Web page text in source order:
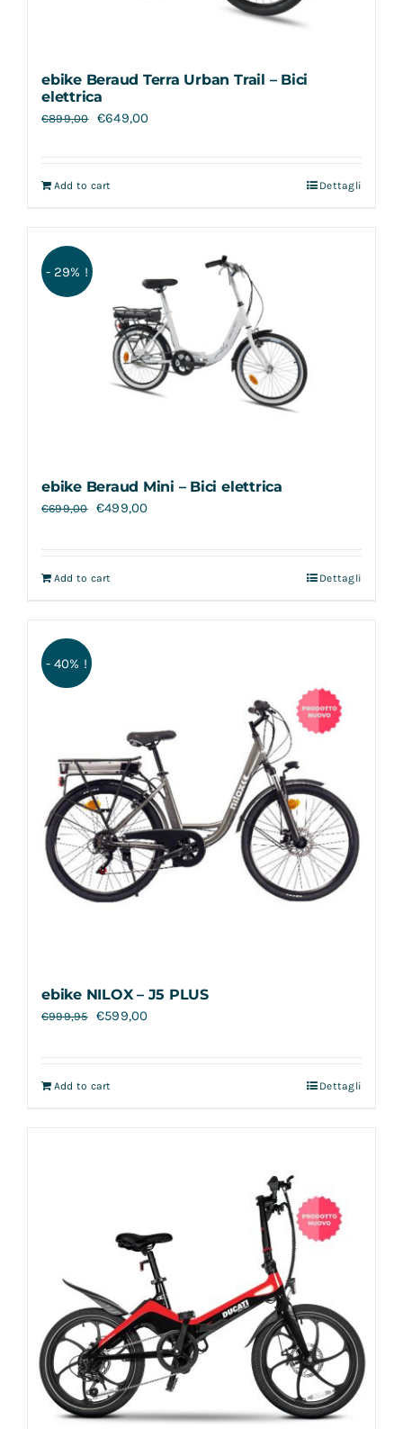
ebike Beraud Terra Urban Trail – Bici
elettrica
€899,00 €649,00
Add to cart Dettagli
- 29% !
ebike Beraud Mini – Bici elettrica
€699,00 €499,00
Add to cart Dettagli
- 40% !
ebike NILOX – J5 PLUS
€999,95 €599,00
Add to cart Dettagli